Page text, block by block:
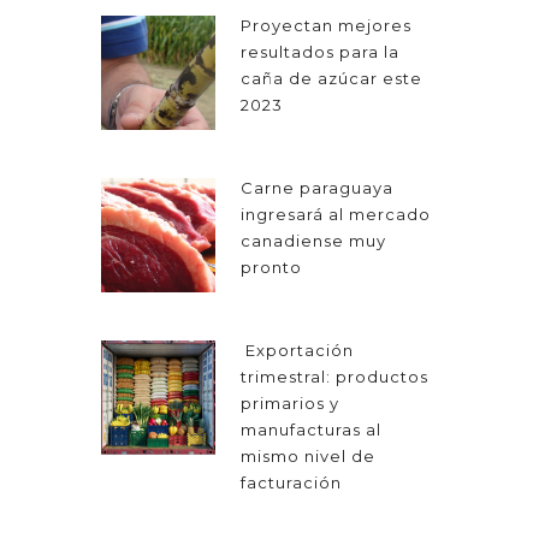
Proyectan mejores
resultados para la
caña de azúcar este
2023
Carne paraguaya
ingresará al mercado
canadiense muy
pronto
Exportación
trimestral: productos
primarios y
manufacturas al
mismo nivel de
facturación